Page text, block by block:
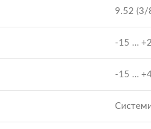
9.52 (3/
-15 …
-15 …